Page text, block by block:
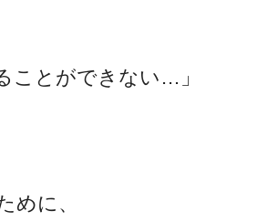
ことができない…」
めに、